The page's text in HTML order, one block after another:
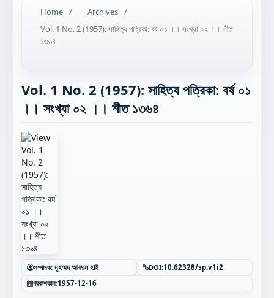
Home / Archives /
Vol. 1 No. 2 (1957): সাহিত্য পত্রিকা: বর্ষ ০১ ।। সংখ্যা ০২ ।। শীত
১৩৬৪
Vol. 1 No. 2 (1957): সাহিত্য পত্রিকা: বর্ষ ০১
।। সংখ্যা ০২ ।। শীত ১৩৬৪
সম্পাদক: মুহম্মদ আবদুল হাই DOI:10.62328/sp.v1i2
প্রকাশকাল:1957-12-16